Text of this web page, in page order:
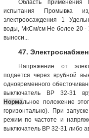
Область применения
испытания Промывка
электроосаждения 1
воды, МкСм/см Не более 20 -
выноси...
47.
Напряжение от
подается через врубной
одновременного
выключатель ВР 32-31
Нормальное положение
горизонтально). При
режим по частоте и
выключатель ВР 32-31 либо